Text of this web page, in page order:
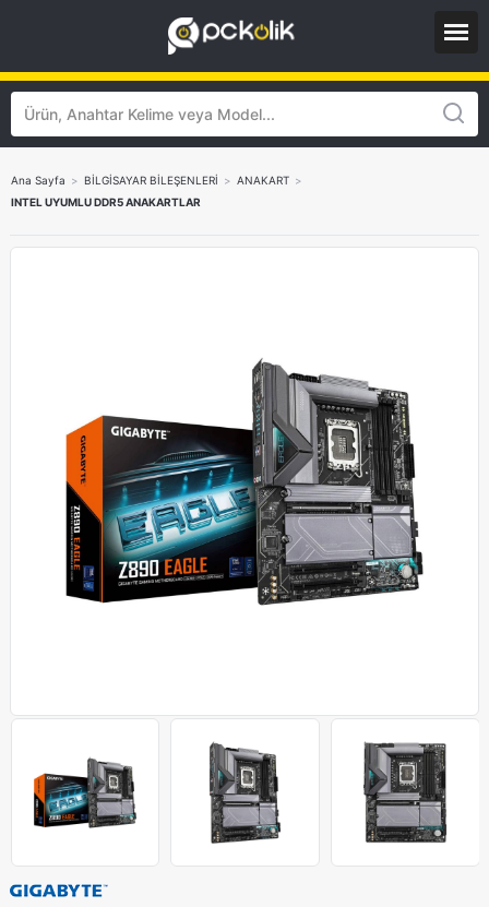
Ana Sayfa > BİLGİSAYAR BİLEŞENLERİ > ANAKART >
INTEL UYUMLU DDR5 ANAKARTLAR